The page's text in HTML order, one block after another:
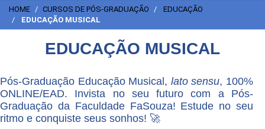
HOME CURSOS DE PÓS-GRADUAÇÃO
EDUCAÇÃO
EDUCAÇÃO MUSICAL
EDUCAÇÃO MUSICAL
Pós-Graduação Educação Musical, lato sensu, 100%
ONLINE/EAD. Invista no seu futuro com a Pós-
Graduação da Faculdade FaSouza! Estude no seu
ritmo e conquiste seus sonhos! 🚀